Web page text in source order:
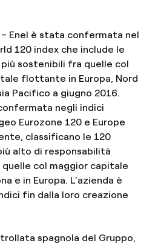
– Enel è stata confermata nel
120 index che include le
sostenibili fra quelle col
flottante in Europa, Nord
Pacifico a giugno 2016.
negli indici
Eurozone 120 e Europe
classificano le 120
alto di responsabilità
quelle col maggior capitale
e in Europa. L’azienda è
fin dalla loro creazione
spagnola del Gruppo,